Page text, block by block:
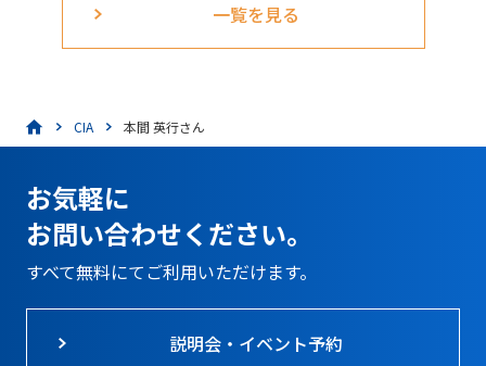
一覧を見る
CIA 本間 英行さん
お気軽に
お問い合わせください。
すべて無料にてご利用いただけます。
説明会・イベント予約